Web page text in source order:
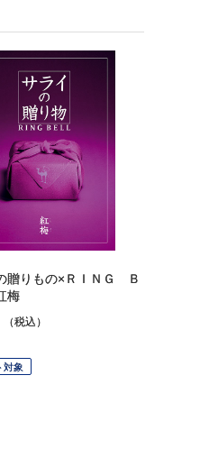
贈りもの×ＲＩＮＧ Ｂ
梅
（税込）
対象